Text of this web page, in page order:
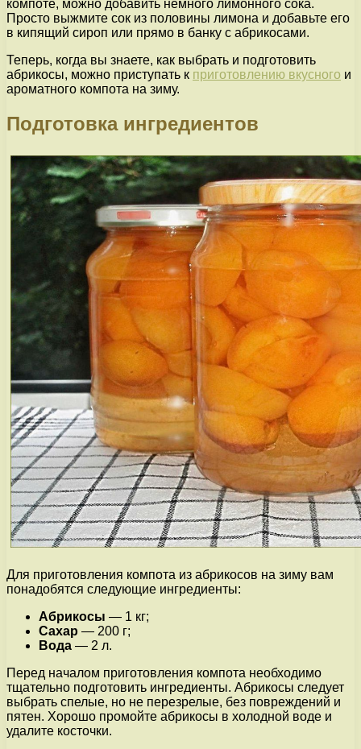
компоте, можно добавить немного лимонного сока.
Просто выжмите сок из половины лимона и добавьте его
в кипящий сироп или прямо в банку с абрикосами.
Теперь, когда вы знаете, как выбрать и подготовить
абрикосы, можно приступать к приготовлению вкусного и
ароматного компота на зиму.
Подготовка ингредиентов
Для приготовления компота из абрикосов на зиму вам
понадобятся следующие ингредиенты:
Абрикосы — 1 кг;
Сахар — 200 г;
Вода — 2 л.
Перед началом приготовления компота необходимо
тщательно подготовить ингредиенты. Абрикосы следует
выбрать спелые, но не перезрелые, без повреждений и
пятен. Хорошо промойте абрикосы в холодной воде и
удалите косточки.